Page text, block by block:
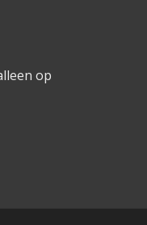
op